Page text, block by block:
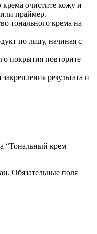
крема очистите кожу и
праймер.
тонального крема на
по лицу, начиная с
покрытия повторите
результата и
“Тональный крем
Обязательные поля